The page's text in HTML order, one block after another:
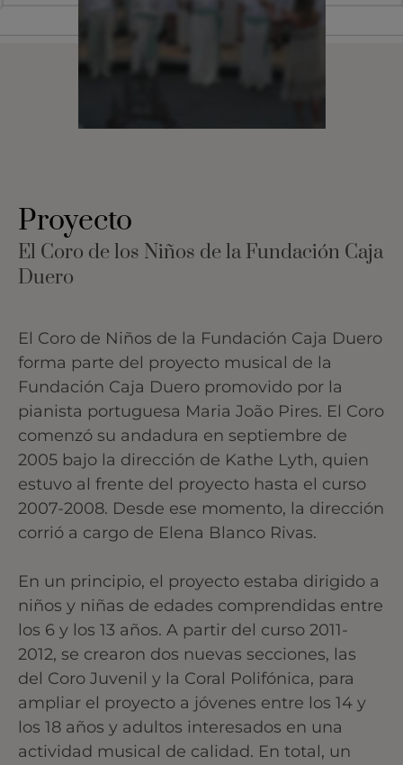
Proyecto
El Coro de los Niños de la Fundación Caja
Duero
El Coro de Niños de la Fundación Caja Duero
forma parte del proyecto musical de la
Fundación Caja Duero promovido por la
pianista portuguesa Maria João Pires. El Coro
comenzó su andadura en septiembre de
2005 bajo la dirección de Kathe Lyth, quien
estuvo al frente del proyecto hasta el curso
2007-2008. Desde ese momento, la dirección
corrió a cargo de Elena Blanco Rivas.
En un principio, el proyecto estaba dirigido a
niños y niñas de edades comprendidas entre
los 6 y los 13 años. A partir del curso 2011-
2012, se crearon dos nuevas secciones, las
del Coro Juvenil y la Coral Polifónica, para
ampliar el proyecto a jóvenes entre los 14 y
los 18 años y adultos interesados en una
actividad musical de calidad. En total, un